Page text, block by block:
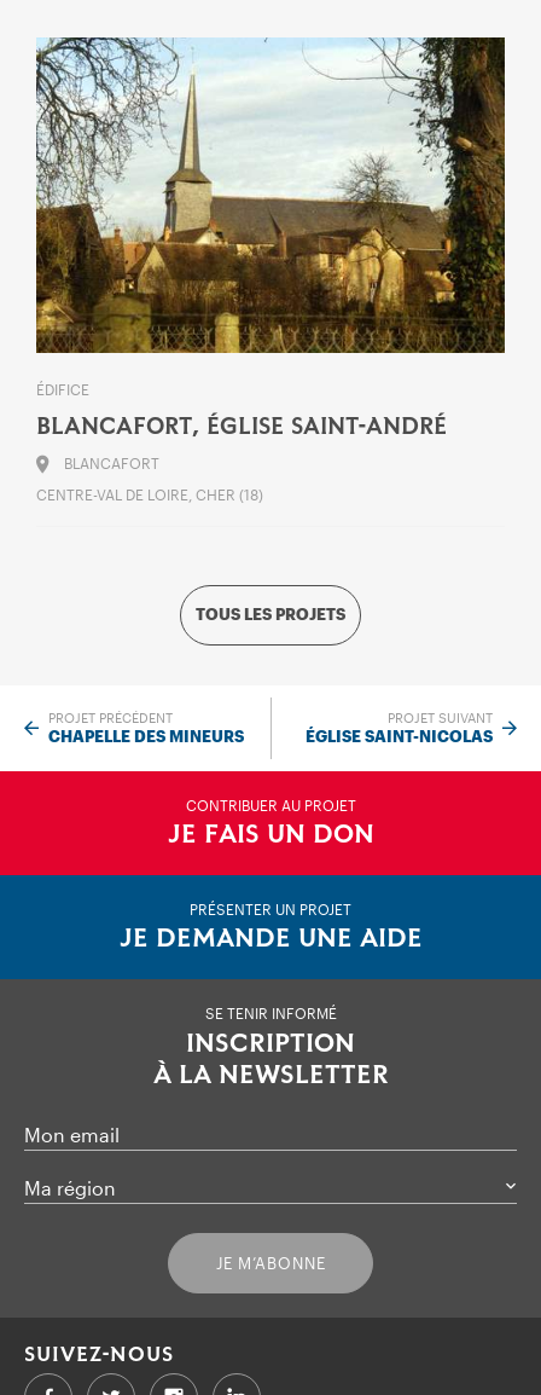
TOUS LES PROJETS
ÉDIFICE
BLANCAFORT, ÉGLISE SAINT-ANDRÉ
BLANCAFORT
CENTRE-VAL DE LOIRE, CHER (18)
PROJET PRÉCÉDENT
CHAPELLE DES MINEURS
PROJET SUIVANT
ÉGLISE SAINT-NICOLAS
CONTRIBUER AU PROJET
JE FAIS UN DON
PRÉSENTER UN PROJET
JE DEMANDE UNE AIDE
SE TENIR INFORMÉ
INSCRIPTION
À LA NEWSLETTER
Mon email
Ma région
JE M’ABONNE
SUIVEZ-NOUS